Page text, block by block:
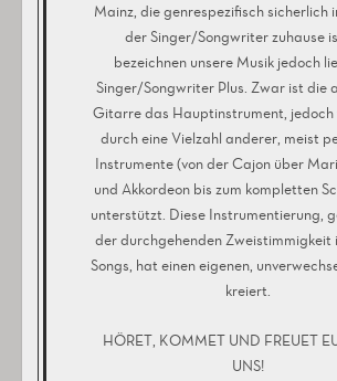
Mainz, die genrespezifisch sicherlich
der Singer/Songwriter zuhause
bezeichnen unsere Musik jedoch
Singer/Songwriter Plus. Zwar ist die
Gitarre das Hauptinstrument, jedoch
durch eine Vielzahl anderer, meist
Instrumente (von der Cajon über
und Akkordeon bis zum kompletten
unterstützt. Diese Instrumentierung,
der durchgehenden Zweistimmigkeit
Songs, hat einen eigenen,
kreiert.
HÖRET, KOMMET UND FREUET
UNS!